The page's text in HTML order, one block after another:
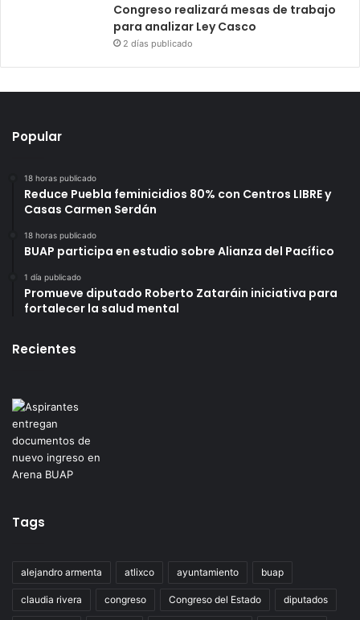
Congreso realizará mesas de trabajo
para analizar Ley Casco
2 días publicado
Popular
18 horas publicado
Reduce Puebla feminicidios 80% con Centros LIBRE y
Casas Carmen Serdán
18 horas publicado
BUAP participa en estudio sobre Alianza del Pacífico
1 día publicado
Promueve diputado Roberto Zataráin iniciativa para
fortalecer la salud mental
Recientes
Tags
alejandro armenta atlixco ayuntamiento buap
claudia rivera congreso Congreso del Estado diputados